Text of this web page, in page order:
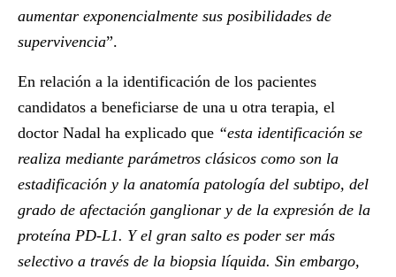
aumentar exponencialmente sus posibilidades de
supervivencia”.
En relación a la identificación de los pacientes
candidatos a beneficiarse de una u otra terapia, el
doctor Nadal ha explicado que “esta identificación se
realiza mediante parámetros clásicos como son la
estadificación y la anatomía patología del subtipo, del
grado de afectación ganglionar y de la expresión de la
proteína PD-L1. Y el gran salto es poder ser más
selectivo a través de la biopsia líquida. Sin embargo,